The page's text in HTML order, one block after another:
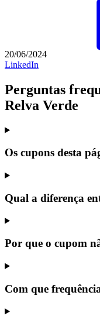
20/06/2024
LinkedIn
Perguntas
Relva Verde
Os cupons desta
Qual a diferença
Por que o cupom
Com que